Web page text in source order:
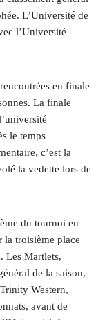
L’Université de
l’Université
en finale
La finale
le temps
c’est la
la vedette lors de
du tournoi en
la troisième place
Les Martlets,
de la saison,
Western,
avant de